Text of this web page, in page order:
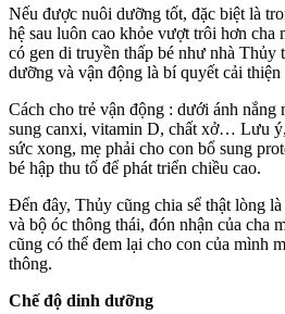
Nếu được nuôi dưỡng tốt, đặc biệt là
hệ sau luôn cao khỏe vượt trôi hơn
có gen di truyền thấp bé như nhà Thủy
dưỡng và vận động là bí quyết cải
Cách cho trẻ vận động : dưới ánh nắng
sung canxi, vitamin D, chất xở… Lưu
sức xong, mẹ phải cho con bổ sung
bé hập thu tố để phát triển chiều cao.
Đến đây, Thủy cũng chia sể thật lòng
và bộ óc thông thái, đón nhận của cha
cũng có thể đem lại cho con của mình
thông.
Chế độ dinh dưỡng